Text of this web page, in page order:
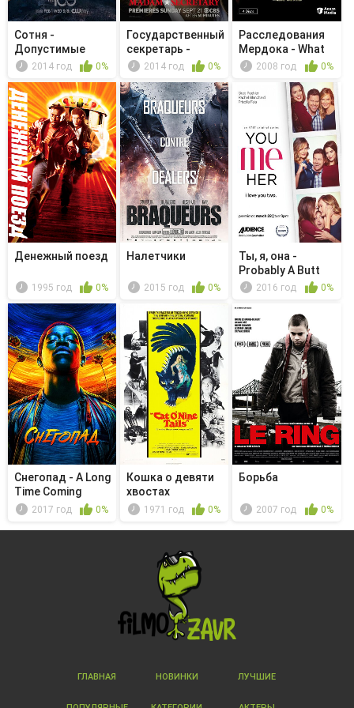
Сотня -
Допустимые
потери
2014 год 0%
Государственный
секретарь -
Sound and...
2014 год 0%
Расследования
Мердока - What
the Dick...
2008 год 0%
Денежный поезд
1995 год 0%
Налетчики
2015 год 0%
Ты, я, она -
Probably A Butt
Thing2016 год 0%
Снегопад - A Long
Time Coming
2017 год 0%
Кошка о девяти
хвостах
1971 год 0%
Борьба
2007 год 0%
ГЛАВНАЯ НОВИНКИ ЛУЧШИЕ